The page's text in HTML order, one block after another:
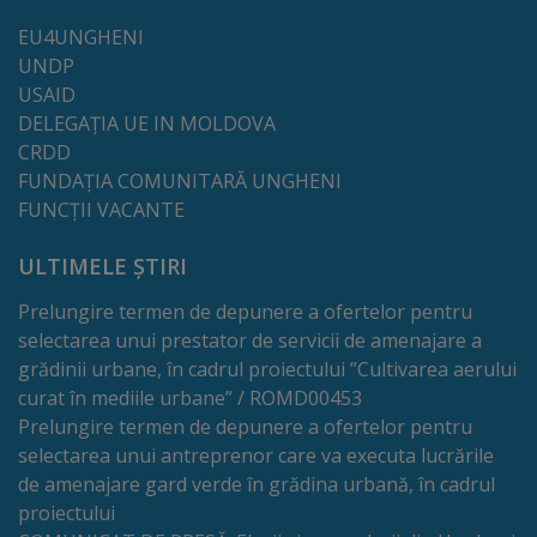
tarife
Înscrierea
copiilor
în
grădiniță/Plăți
Înterprinderi
municipale
Comgaz-
Plus
Modele
EU4UNGHENI
UNDP
USAID
DELEGAȚIA UE IN MOLDOVA
CRDD
FUNDAȚIA COMUNITARĂ UNGHENI
FUNCȚII VACANTE
ULTIMELE ȘTIRI
Prelungire termen de depunere a ofertelor pentru
selectarea unui prestator de servicii de amenajare a
grădinii urbane, în cadrul proiectului ”Cultivarea aerului
curat în mediile urbane” / ROMD00453
Prelungire termen de depunere a ofertelor pentru
selectarea unui antreprenor care va executa lucrările
de amenajare gard verde în grădina urbană, în cadrul
proiectului